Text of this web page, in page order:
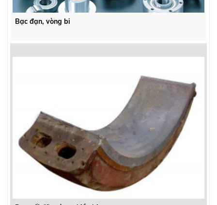
Bạc đạn, vòng bi